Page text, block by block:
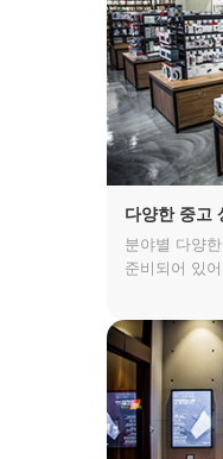
다양한 중고
분야별 다양
준비되어 있